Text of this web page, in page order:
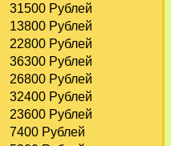
31500 Рублей
13800 Рублей
22800 Рублей
36300 Рублей
26800 Рублей
32400 Рублей
23600 Рублей
7400 Рублей